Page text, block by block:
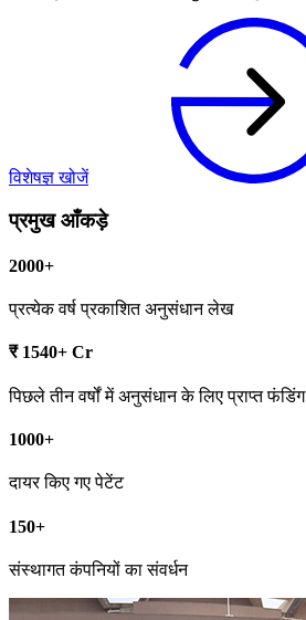
विशेषज्ञ खोजें
प्रमुख आँकड़े
2000+
प्रत्येक वर्ष प्रकाशित अनुसंधान लेख
₹ 1540+ Cr
पिछले तीन वर्षों में अनुसंधान के लिए प्राप्त फंडिंग
1000+
दायर किए गए पेटेंट
150+
संस्थागत कंपनियों का संवर्धन